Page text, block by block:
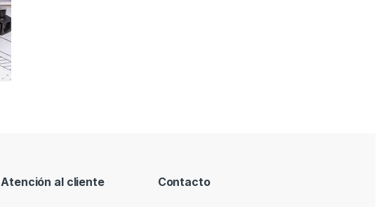
Atención al cliente Contacto